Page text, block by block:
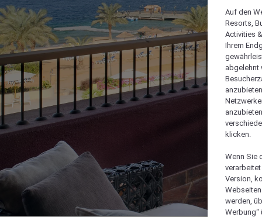
Auf den
Resorts,
Activities
Ihrem
abgelehnt
klicken.
Wenn Sie
Version,
werden,
Werbung“